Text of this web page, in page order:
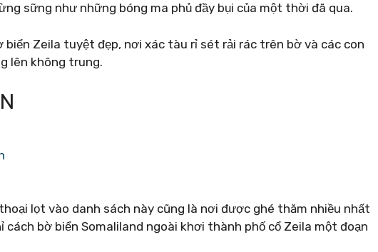
sững như những bóng ma phủ đầy bụi của một thời đã qua.
biển Zeila tuyệt đẹp, nơi xác tàu rỉ sét rải rác trên bờ và các con
lên không trung.
lọt vào danh sách này cũng là nơi được ghé thăm nhiều nhất
cách bờ biển Somaliland ngoài khơi thành phố cổ Zeila một đoạn